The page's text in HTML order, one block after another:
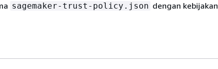
sagemaker-trust-policy.json dengan kebijakan